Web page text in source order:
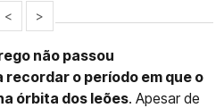
< >
não passou
o período em que o
órbita dos leões. Apesar de